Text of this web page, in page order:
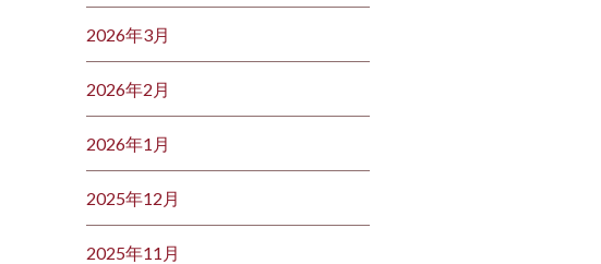
2026年3月
2026年2月
2026年1月
2025年12月
2025年11月